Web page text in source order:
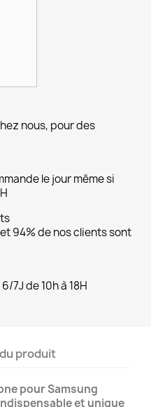
nous, pour des
le jour même si
94% de nos clients sont
7J de 10h à 18H
produit
pour Samsung
et unique